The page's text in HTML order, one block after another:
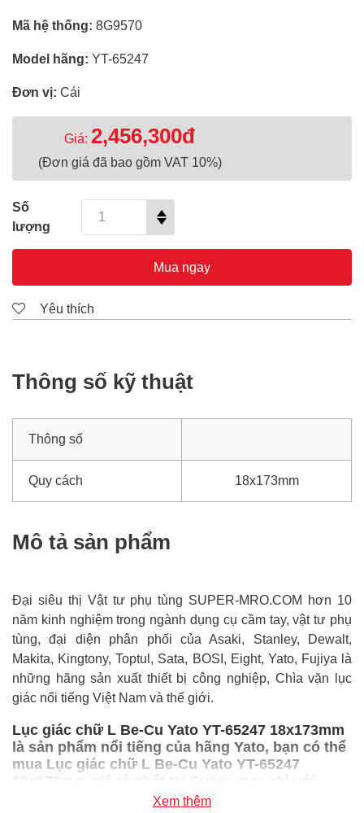
Mã hệ thống: 8G9570
Model hãng: YT-65247
Đơn vị: Cái
Giá: 2,456,300đ
(Đơn giá đã bao gồm VAT 10%)
Số
lượng
Mua ngay
Yêu thích
Thông số kỹ thuật
Thông số
Quy cách 18x173mm
Mô tả sản phẩm
Đại siêu thị Vật tư phụ tùng SUPER-MRO.COM hơn 10
năm kinh nghiệm trong ngành dụng cụ cầm tay, vật tư phụ
tùng, đại diện phân phối của Asaki, Stanley, Dewalt,
Makita, Kingtony, Toptul, Sata, BOSI, Eight, Yato, Fujiya là
những hãng sản xuất thiết bị công nghiệp, Chìa vặn lục
giác nổi tiếng Việt Nam và thế giới.
Lục giác chữ L Be-Cu Yato YT-65247 18x173mm
là sản phẩm nổi tiếng của hãng Yato, bạn có thể
mua Lục giác chữ L Be-Cu Yato YT-65247
18x173mm giá rẻ nhất tại Super-mro chỉ với
Xem thêm